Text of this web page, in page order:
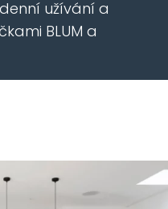
užívání a
BLUM a